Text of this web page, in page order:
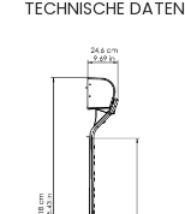
TECHNISCHE DATEN